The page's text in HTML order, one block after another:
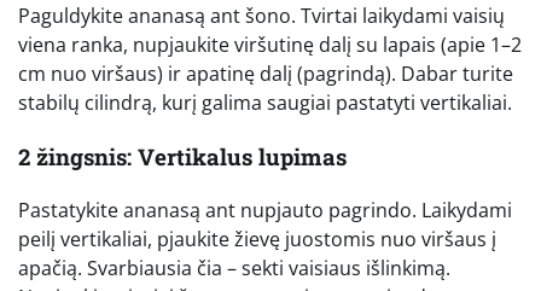
Paguldykite ananasą ant šono. Tvirtai laikydami vaisių
viena ranka, nupjaukite viršutinę dalį su lapais (apie 1–2
cm nuo viršaus) ir apatinę dalį (pagrindą). Dabar turite
stabilų cilindrą, kurį galima saugiai pastatyti vertikaliai.
2 žingsnis: Vertikalus lupimas
Pastatykite ananasą ant nupjauto pagrindo. Laikydami
peilį vertikaliai, pjaukite žievę juostomis nuo viršaus į
apačią. Svarbiausia čia – sekti vaisiaus išlinkimą.